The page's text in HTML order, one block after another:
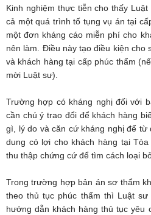
Kinh nghiệm thực tiễn cho thấy
cả một quá trình tố tụng vụ án tại
một đơn kháng cáo miễn phí cho
nên làm. Điều này tạo điều kiện cho
và khách hàng tại cấp phúc thẩm
mời Luật sư).
Trường hợp có kháng nghị đối với
cần chú ý trao đổi để khách hàng
gì, lý do và căn cứ kháng nghị để từ
dung có lợi cho khách hàng tại
thu thập chứng cứ để tìm cách loại
Trong trường hợp bản án sơ thẩm
theo thủ tục phúc thẩm thì Luật sư
hướng dẫn khách hàng thủ tục yêu